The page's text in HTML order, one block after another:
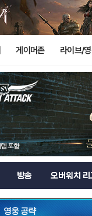
게이머존 라이브/
방송 오버워치 리
영웅 공략